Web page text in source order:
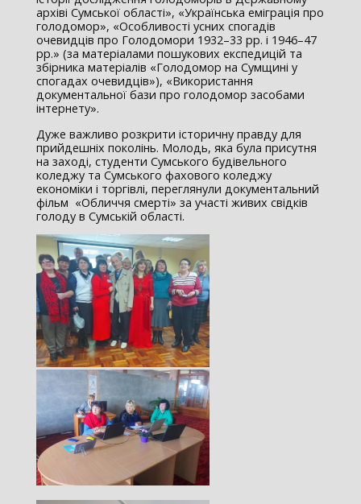
архіві Сумської області», «Українська еміграція про
голодомор», «Особливості усних спогадів
очевидців про Голодомори 1932–33 рр. і 1946–47
рр.» (за матеріалами пошукових експедицій та
збірника матеріалів «Голодомор на Сумщині у
спогадах очевидців»), «Використання
документальної бази про голодомор засобами
інтернету».
Дуже важливо розкрити історичну правду для
прийдешніх поколінь. Молодь, яка була присутня
на заході, студенти Сумського будівельного
коледжу та Сумського фахового коледжу
економіки і торгівлі, переглянули документальний
фільм «Обличчя смерті» за участі живих свідків
голоду в Сумській області.